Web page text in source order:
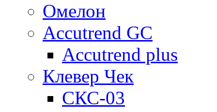
Омелон
Accutrend GC
Accutrend plus
Клевер Чек
СКС-03